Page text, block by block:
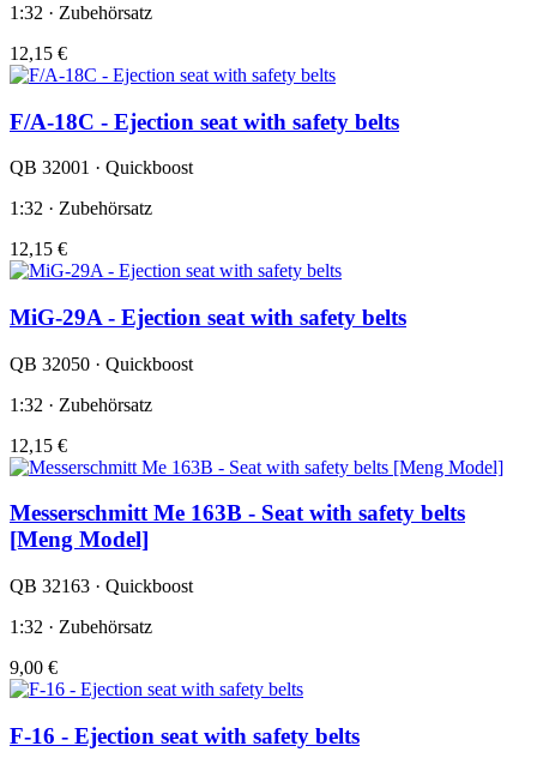
1:32 · Zubehörsatz
12,15 €
F/A-18C - Ejection seat with safety belts
QB 32001 · Quickboost
1:32 · Zubehörsatz
12,15 €
MiG-29A - Ejection seat with safety belts
QB 32050 · Quickboost
1:32 · Zubehörsatz
12,15 €
Messerschmitt Me 163B - Seat with safety belts
[Meng Model]
QB 32163 · Quickboost
1:32 · Zubehörsatz
9,00 €
F-16 - Ejection seat with safety belts